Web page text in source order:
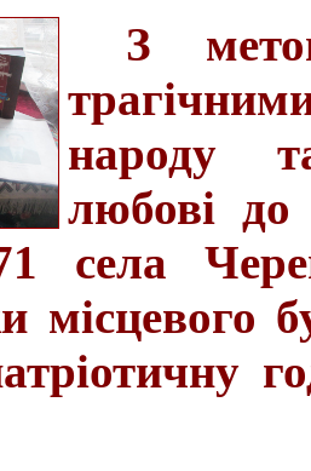
З
народу
любові до
села
місцевого